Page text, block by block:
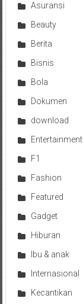
Asuransi
Beauty
Berita
Bisnis
Bola
Dokumen
download
Entertainment
F1
Fashion
Featured
Gadget
Hiburan
Ibu & anak
Internasional
Kecantikan